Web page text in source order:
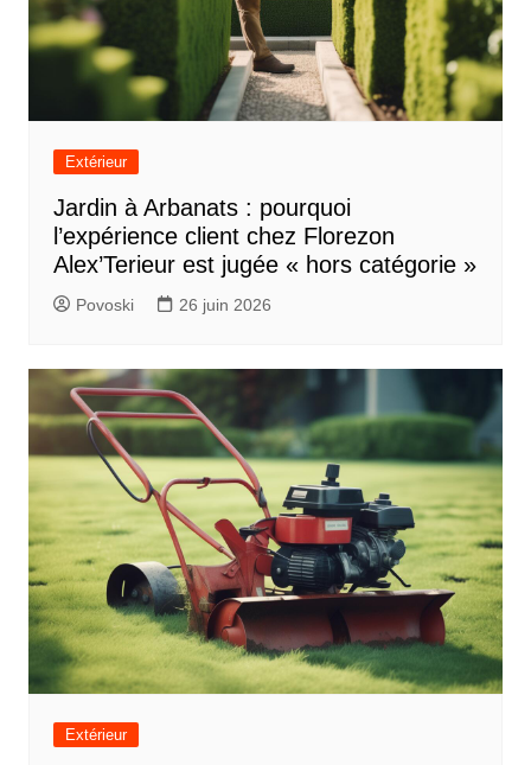
Extérieur
Jardin à Arbanats : pourquoi
l’expérience client chez Florezon
Alex’Terieur est jugée « hors catégorie »
Povoski 26 juin 2026
Extérieur